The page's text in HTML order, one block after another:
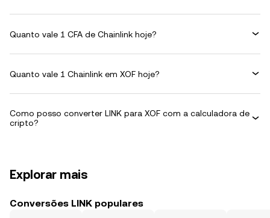
Quanto vale 1 CFA de Chainlink hoje?
Quanto vale 1 Chainlink em XOF hoje?
Como posso converter LINK para XOF com a calculadora de
cripto?
Explorar mais
Conversões LINK populares